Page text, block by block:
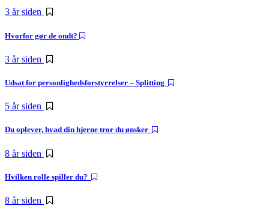
3 år siden
Hvorfor gør de ondt?
3 år siden
Udsat for personlighedsforstyrrelser – Splitting
5 år siden
Du oplever, hvad din hjerne tror du ønsker
8 år siden
Hvilken rolle spiller du?
8 år siden